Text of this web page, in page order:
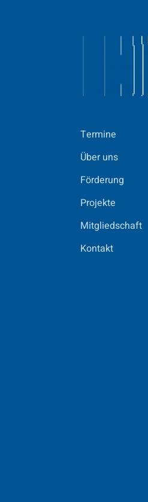
Termine
Über uns
Förderung
Projekte
Mitgliedschaft
Kontakt